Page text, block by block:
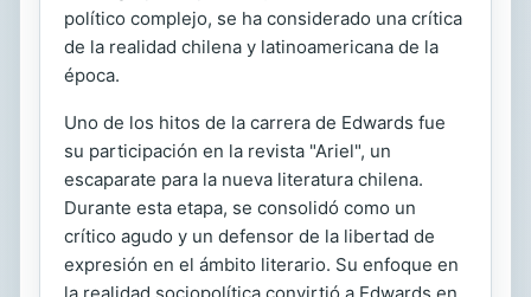
político complejo, se ha considerado una crítica
de la realidad chilena y latinoamericana de la
época.
Uno de los hitos de la carrera de Edwards fue
su participación en la revista "Ariel", un
escaparate para la nueva literatura chilena.
Durante esta etapa, se consolidó como un
crítico agudo y un defensor de la libertad de
expresión en el ámbito literario. Su enfoque en